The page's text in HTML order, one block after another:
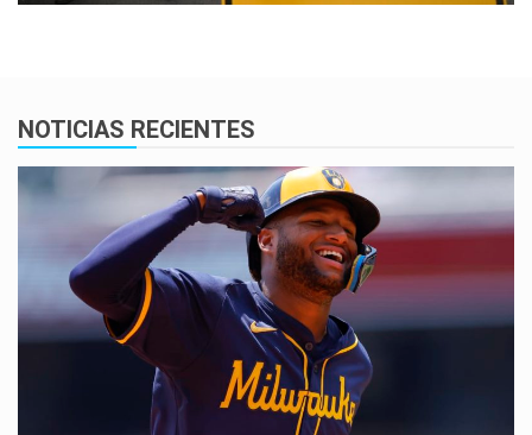
NOTICIAS RECIENTES